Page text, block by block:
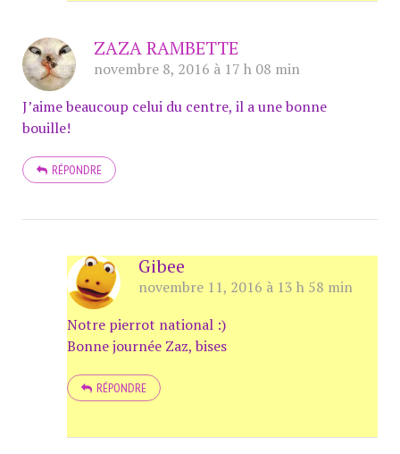
ZAZA RAMBETTE
novembre 8, 2016 à 17 h 08 min
J’aime beaucoup celui du centre, il a une bonne
bouille!
RÉPONDRE
Gibee
novembre 11, 2016 à 13 h 58 min
Notre pierrot national :)
Bonne journée Zaz, bises
RÉPONDRE